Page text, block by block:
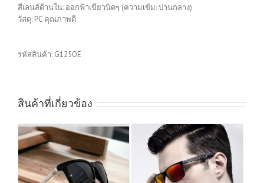
สีเลนส์ด้านใน: ออกฟ้าเขียวนิดๆ (ความเข้ม: ปานกลาง)
วัสดุ: PC คุณภาพดี
รหัสสินค้า: G125OE
สินค้าที่เกี่ยวข้อง